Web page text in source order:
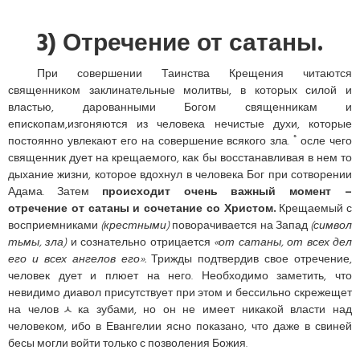
3) Отречение от сатаны.
При совершении Таинства Крещения читаются
священником заклинательные молитвы, в которых силой и
властью, дарованными Богом священникам и
епископам,изгоняются из человека нечистые духи, которые
постоянно увлекают его на совершение всякого зла. ﾟосле чего
священник дует на крещаемого, как бы восстанавливая в нем то
дыхание жизни, которое вдохнул в человека Бог при сотворении
Адама. Затем происходит очень важный момент –
отречение от сатаны и сочетание со Христом. Крещаемый с
восприемниками (крестными)поворачивается на Запад(символ
тьмы, зла)и сознательно отрицается «от сатаны, от всех дел
его и всех ангелов его».Трижды подтвердив свое отречение,
человек дует и плюет на него. Необходимо заметить, что
невидимо диавол присутствует при этом и бессильно скрежещет
на человﾵка зубами, но он не имеет никакой власти над
человеком, ибо в Евангелии ясно показано, что даже в свиней
бесы могли войти только с позволения Божия.